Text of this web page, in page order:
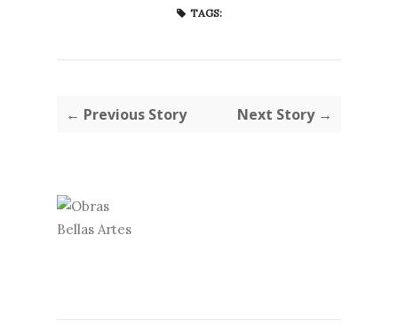
TAGS:
← Previous Story Next Story →